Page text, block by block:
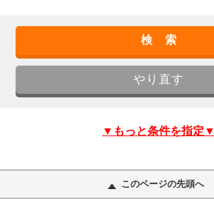
▼もっと条件を指定▼
このページの先頭へ